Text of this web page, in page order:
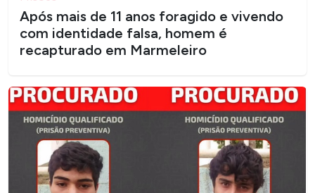
Após mais de 11 anos foragido e vivendo
com identidade falsa, homem é
recapturado em Marmeleiro